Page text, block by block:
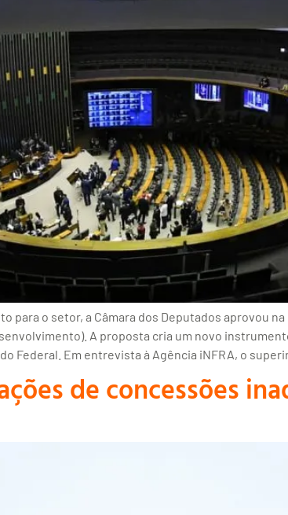
para o setor, a Câmara dos Deputados aprovou
A proposta cria um novo
Federal. Em entrevista à Agência iNFRA, o
de concessões